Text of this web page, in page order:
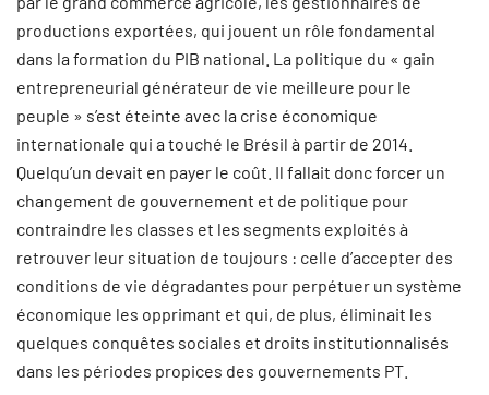
productions exportées, qui jouent un rôle fondamental
dans la formation du PIB national. La politique du « gain
entrepreneurial générateur de vie meilleure pour le
peuple » s’est éteinte avec la crise économique
internationale qui a touché le Brésil à partir de 2014.
Quelqu’un devait en payer le coût. Il fallait donc forcer un
changement de gouvernement et de politique pour
contraindre les classes et les segments exploités à
retrouver leur situation de toujours : celle d’accepter des
conditions de vie dégradantes pour perpétuer un système
économique les opprimant et qui, de plus, éliminait les
quelques conquêtes sociales et droits institutionnalisés
dans les périodes propices des gouvernements PT.